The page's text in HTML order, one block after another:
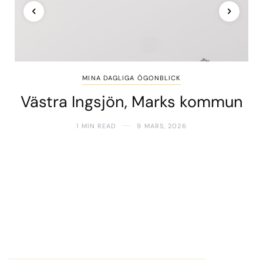
MINA DAGLIGA ÖGONBLICK
Västra Ingsjön, Marks kommun
1 MIN READ 9 MARS, 2026